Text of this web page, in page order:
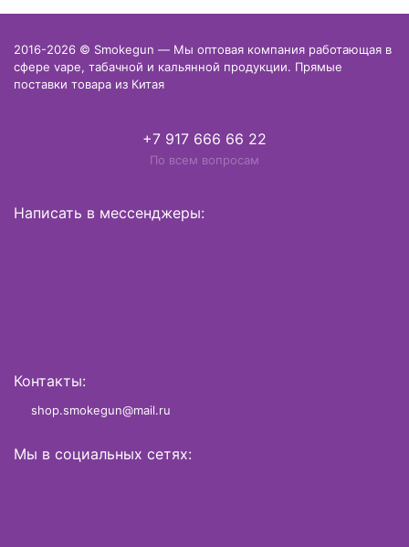
2016-2026 © Smokegun — Мы оптовая компания работающая в
сфере vape, табачной и кальянной продукции. Прямые
поставки товара из Китая
+7 917 666 66 22
По всем вопросам
Написать в мессенджеры:
Контакты:
shop.smokegun@mail.ru
Мы в социальных сетях: